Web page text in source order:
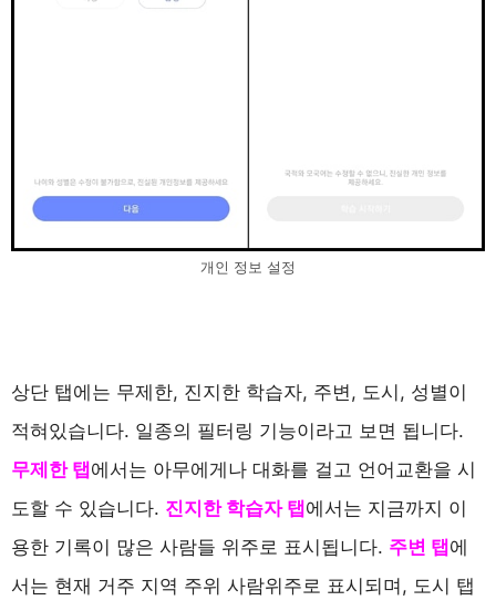
개인 정보 설정
상단 탭에는 무제한, 진지한 학습자, 주변, 도시, 성별이
적혀있습니다. 일종의 필터링 기능이라고 보면 됩니다.
무제한 탭에서는 아무에게나 대화를 걸고 언어교환을 시
도할 수 있습니다. 진지한 학습자 탭에서는 지금까지 이
용한 기록이 많은 사람들 위주로 표시됩니다. 주변 탭에
서는 현재 거주 지역 주위 사람위주로 표시되며, 도시 탭